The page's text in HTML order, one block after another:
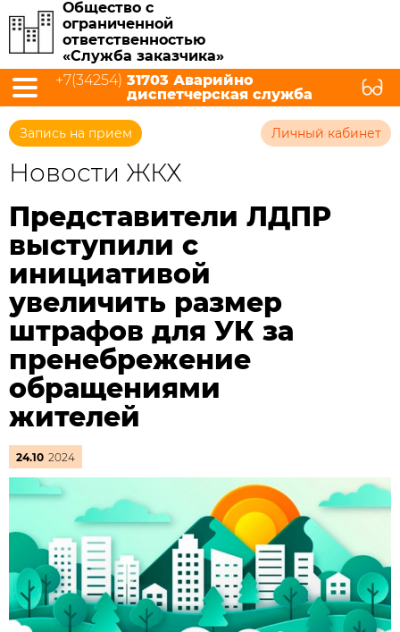
Общество с
ограниченной
ответственностью
«Служба заказчика»
+7(34254) 31703 Аварийно
диспетчерская служба
Запись на прием Личный кабинет
Новости ЖКХ
Представители ЛДПР
выступили с
инициативой
увеличить размер
штрафов для УК за
пренебрежение
обращениями
жителей
24.10 2024